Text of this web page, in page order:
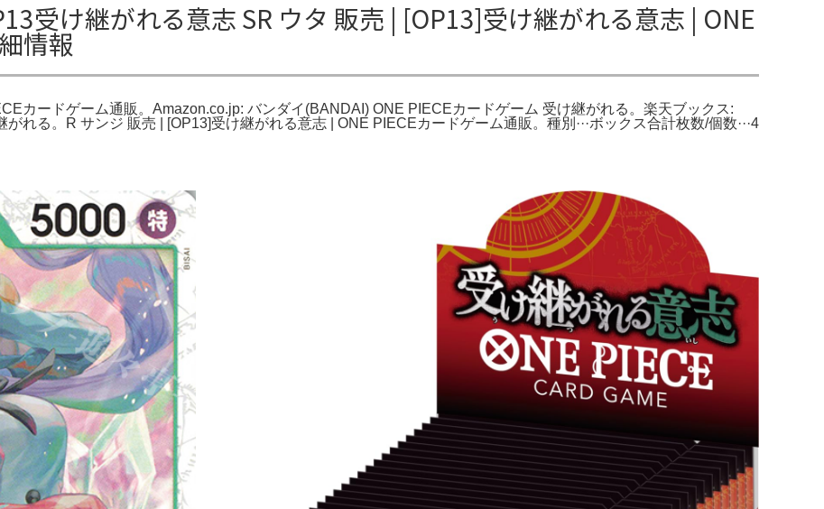
受け継がれる意志 SR ウタ 販売 | [OP13]受け継がれる意志 | ONE
情報
カードゲーム通販。Amazon.co.jp: バンダイ(BANDAI) ONE PIECEカードゲーム 受け継がれる。楽天ブックス:
れる。R サンジ 販売 | [OP13]受け継がれる意志 | ONE PIECEカードゲーム通販。種別···ボックス合計枚数/個数···4